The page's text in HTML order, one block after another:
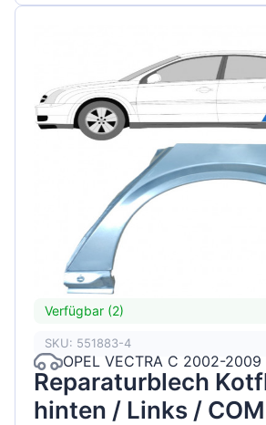
Verfügbar (2)
SKU: 551883-4
OPEL VECTRA C 2002-2009
Reparaturblech
hinten / Links /